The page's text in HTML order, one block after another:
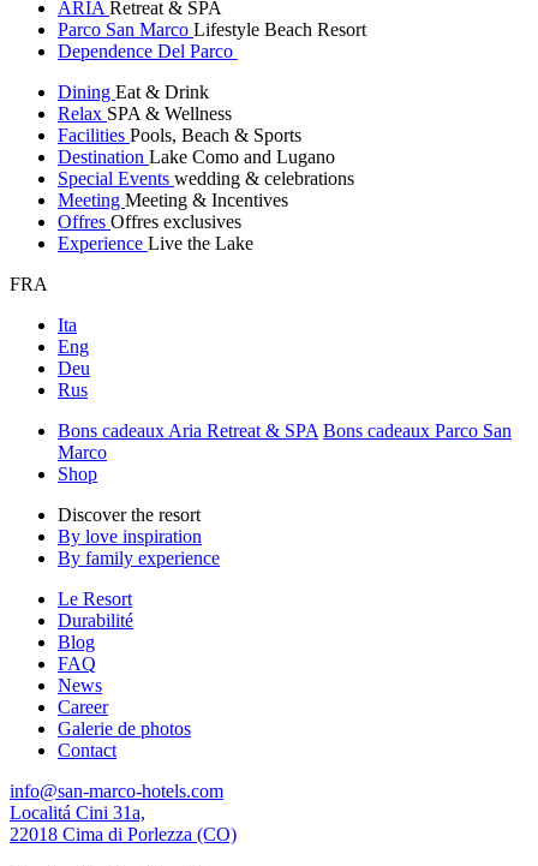
ARIA Retreat & SPA
Parco San Marco Lifestyle Beach Resort
Dependence Del Parco
Dining Eat & Drink
Relax SPA & Wellness
Facilities Pools, Beach & Sports
Destination Lake Como and Lugano
Special Events wedding & celebrations
Meeting Meeting & Incentives
Offres Offres exclusives
Experience Live the Lake
FRA
Ita
Eng
Deu
Rus
Bons cadeaux Aria Retreat & SPA Bons cadeaux Parco San
Marco
Shop
Discover the resort
By love inspiration
By family experience
Le Resort
Durabilité
Blog
FAQ
News
Career
Galerie de photos
Contact
info@san-marco-hotels.com
Localitá Cini 31a,
22018 Cima di Porlezza (CO)